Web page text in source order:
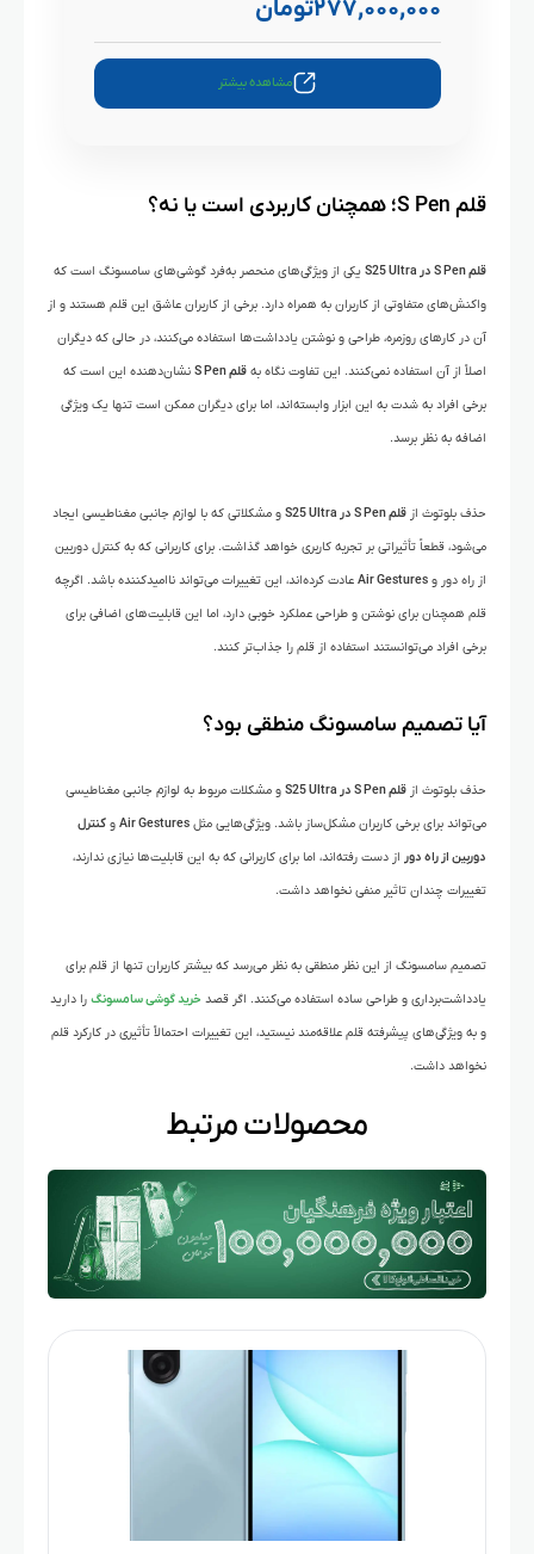
۲۷۷,۰۰۰,۰۰۰تومان
مشاهده بیشتر
قلم S Pen؛ همچنان کاربردی است یا نه؟
قلم S Pen در S25 Ultra یکی از ویژگی‌های منحصر به‌فرد گوشی‌های سامسونگ است که
واکنش‌های متفاوتی از کاربران به همراه دارد. برخی از کاربران عاشق این قلم هستند و از
آن در کارهای روزمره، طراحی و نوشتن یادداشت‌ها استفاده می‌کنند، در حالی که دیگران
اصلاً از آن استفاده نمی‌کنند. این تفاوت نگاه به قلم S Pen نشان‌دهنده این است که
برخی افراد به شدت به این ابزار وابسته‌اند، اما برای دیگران ممکن است تنها یک ویژگی
اضافه به نظر برسد.
حذف بلوتوث از قلم S Pen در S25 Ultra و مشکلاتی که با لوازم جانبی مغناطیسی ایجاد
می‌شود، قطعاً تأثیراتی بر تجربه کاربری خواهد گذاشت. برای کاربرانی که به کنترل دوربین
از راه دور و Air Gestures عادت کرده‌اند، این تغییرات می‌تواند ناامیدکننده باشد. اگرچه
قلم همچنان برای نوشتن و طراحی عملکرد خوبی دارد، اما این قابلیت‌های اضافی برای
برخی افراد می‌توانستند استفاده از قلم را جذاب‌تر کنند.
آیا تصمیم سامسونگ منطقی بود؟
حذف بلوتوث از قلم S Pen در S25 Ultra و مشکلات مربوط به لوازم جانبی مغناطیسی
می‌تواند برای برخی کاربران مشکل‌ساز باشد. ویژگی‌هایی مثل Air Gestures و کنترل
دوربین از راه دور از دست رفته‌اند، اما برای کاربرانی که به این قابلیت‌ها نیازی ندارند،
تغییرات چندان تاثیر منفی نخواهد داشت.
تصمیم سامسونگ از این نظر منطقی به نظر می‌رسد که بیشتر کاربران تنها از قلم برای
یادداشت‌برداری و طراحی ساده استفاده می‌کنند. اگر قصد خرید گوشی سامسونگ را دارید
و به ویژگی‌های پیشرفته قلم علاقه‌مند نیستید، این تغییرات احتمالاً تأثیری در کارکرد قلم
نخواهد داشت.
محصولات مرتبط